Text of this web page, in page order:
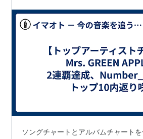
ソングチャートとアルバムチャート